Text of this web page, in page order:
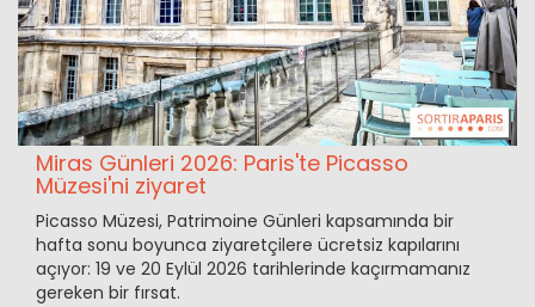
Miras Günleri 2026: Paris'te Picasso
Müzesi'ni ziyaret
Picasso Müzesi, Patrimoine Günleri kapsamında bir
hafta sonu boyunca ziyaretçilere ücretsiz kapılarını
açıyor: 19 ve 20 Eylül 2026 tarihlerinde kaçırmamanız
gereken bir fırsat.